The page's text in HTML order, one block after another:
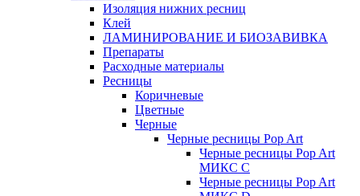
Изоляция нижних ресниц
Клей
ЛАМИНИРОВАНИЕ И БИОЗАВИВКА
Препараты
Расходные материалы
Ресницы
Коричневые
Цветные
Черные
Черные ресницы Pop Art
Черные ресницы Pop Art
МИКС C
Черные ресницы Pop Art